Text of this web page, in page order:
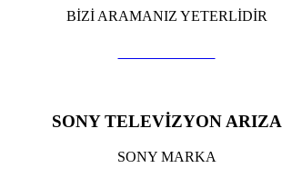
BİZİ ARAMANIZ YETERLİDİR
SONY TELEVİZYON ARIZA
SONY MARKA